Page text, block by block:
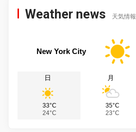
Weather news 天気情報
New York City
日
33°C
24°C
月
35°C
23°C